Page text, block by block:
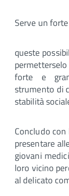
Serve un
queste
forte e
strumento di
stabilità
Concludo
presentare
giovani
loro vicino
al delicato